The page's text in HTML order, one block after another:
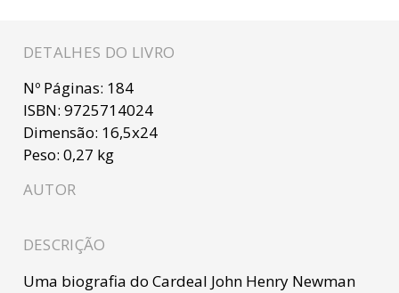
DETALHES DO LIVRO
Nº Páginas: 184
ISBN: 9725714024
Dimensão: 16,5x24
Peso: 0,27 kg
AUTOR
DESCRIÇÃO
Uma biografia do Cardeal John Henry Newman